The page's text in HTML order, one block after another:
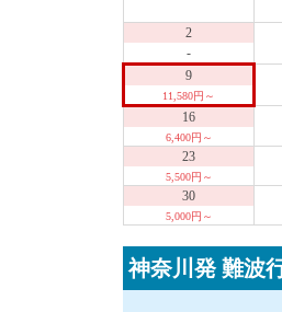
2
-
9
11,580円～
16
6,400円～
23
5,500円～
30
5,000円～
神奈川発 難波